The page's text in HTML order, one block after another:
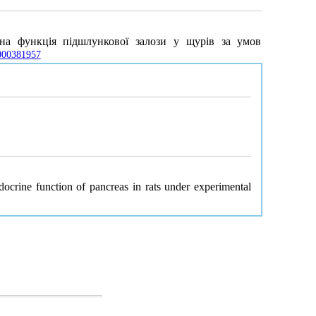
підшлункової залози у щурів за умов
function of pancreas in rats under experimental